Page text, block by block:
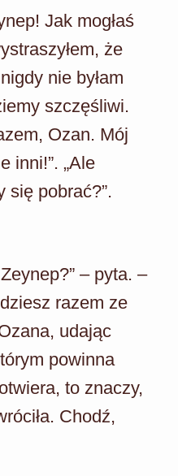
Jak mogłaś
że
nie byłam
szczęśliwi.
Ozan. Mój
inni!”. „Ale
się pobrać?”.
– pyta. –
razem ze
udając
powinna
to znaczy,
Chodź,